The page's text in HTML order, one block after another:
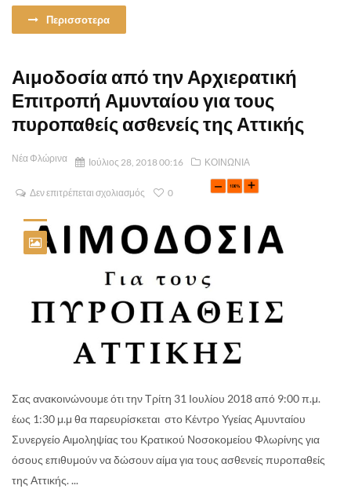
Περισσοτερα
Αιμοδοσία από την Αρχιερατική
Επιτροπή Αμυνταίου για τους
πυροπαθείς ασθενείς της Αττικής
Νέα Φλώρινα Ιούλιος 28, 2018 00:16 ΚΟΙΝΩΝΙΑ
Δεν επιτρέπεται σχολιασμός 0
Σας ανακοινώνουμε ότι την Τρίτη 31 Ιουλίου 2018 από 9:00 π.μ.
έως 1:30 μ.μ θα παρευρίσκεται στο Κέντρο Υγείας Αμυνταίου
Συνεργείο Αιμοληψίας του Κρατικού Νοσοκομείου Φλωρίνης για
όσους επιθυμούν να δώσουν αίμα για τους ασθενείς πυροπαθείς
της Αττικής. ...